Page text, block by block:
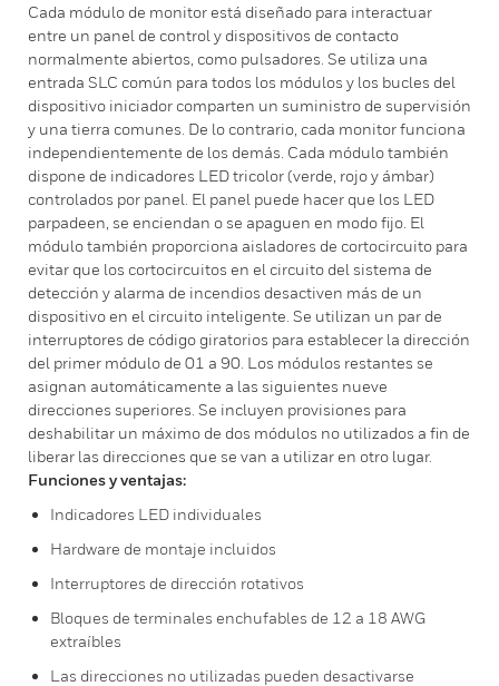
Cada módulo de monitor está diseñado para interactuar
entre un panel de control y dispositivos de contacto
normalmente abiertos, como pulsadores. Se utiliza una
entrada SLC común para todos los módulos y los bucles del
dispositivo iniciador comparten un suministro de supervisión
y una tierra comunes. De lo contrario, cada monitor funciona
independientemente de los demás. Cada módulo también
dispone de indicadores LED tricolor (verde, rojo y ámbar)
controlados por panel. El panel puede hacer que los LED
parpadeen, se enciendan o se apaguen en modo fijo. El
módulo también proporciona aisladores de cortocircuito para
evitar que los cortocircuitos en el circuito del sistema de
detección y alarma de incendios desactiven más de un
dispositivo en el circuito inteligente. Se utilizan un par de
interruptores de código giratorios para establecer la dirección
del primer módulo de 01 a 90. Los módulos restantes se
asignan automáticamente a las siguientes nueve
direcciones superiores. Se incluyen provisiones para
deshabilitar un máximo de dos módulos no utilizados a fin de
liberar las direcciones que se van a utilizar en otro lugar.
Funciones y ventajas:
Indicadores LED individuales
Hardware de montaje incluidos
Interruptores de dirección rotativos
Bloques de terminales enchufables de 12 a 18 AWG
extraíbles
Las direcciones no utilizadas pueden desactivarse